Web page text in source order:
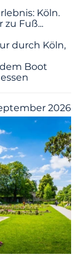
Köln.
zu Fuß...
durch Köln,
Boot
2026